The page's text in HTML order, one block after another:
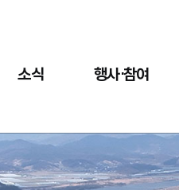
소식 행사·참여